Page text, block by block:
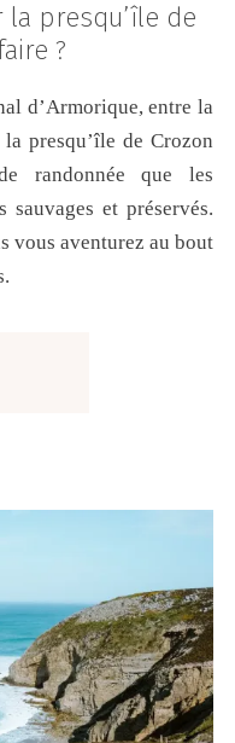
presqu’île de
?
d’Armorique, entre la
presqu’île de Crozon
randonnée que les
sauvages et préservés.
vous aventurez au bout